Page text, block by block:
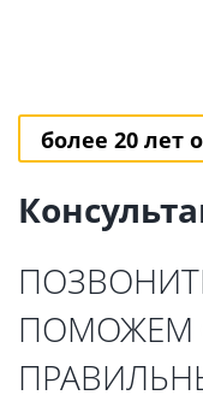
более 20 лет
ПОМОЖЕМ